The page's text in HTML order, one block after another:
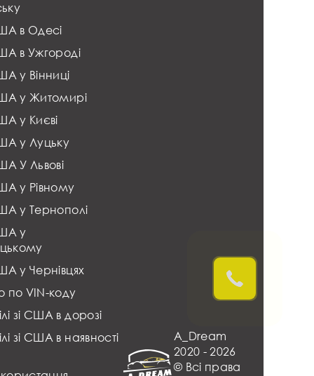
в Одесі
в Ужгороді
у Вінниці
у Житомирі
у Києві
у Луцьку
У Львові
у Рівному
у Тернополі
у
у Чернівцях
по VIN-коду
зі США в дорозі
зі США в наявності
A_Dream
2020 - 2026
© Всі права